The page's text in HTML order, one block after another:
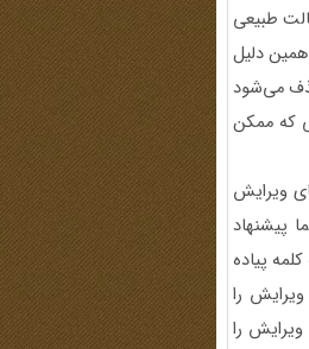
طبیعی
همین دلیل
می‌شود
که ممکن
ویرایش
پیشنهاد
پیاده
را
را